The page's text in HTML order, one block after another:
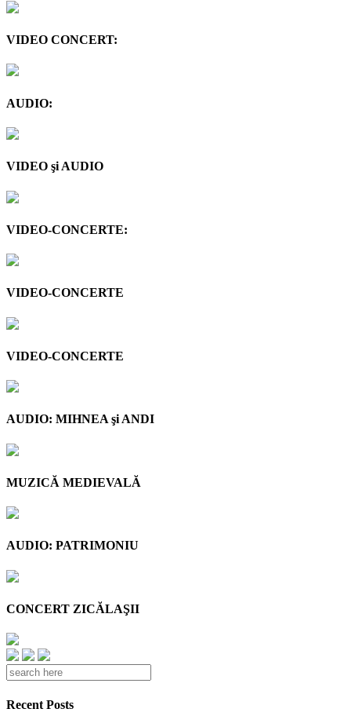
VIDEO CONCERT:
AUDIO:
VIDEO şi AUDIO
VIDEO-CONCERTE:
VIDEO-CONCERTE
VIDEO-CONCERTE
AUDIO: MIHNEA şi ANDI
MUZICĂ MEDIEVALĂ
AUDIO: PATRIMONIU
CONCERT ZICĂLAŞII
Recent Posts